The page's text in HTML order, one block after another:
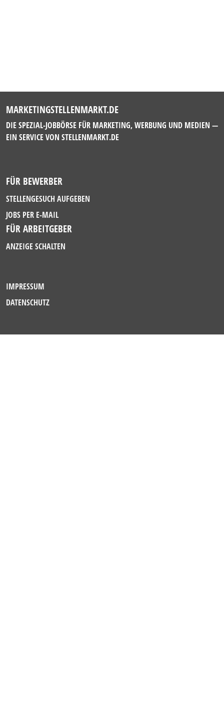
MARKETINGSTELLENMARKT.DE
DIE SPEZIAL-JOBBÖRSE FÜR MARKETING, WERBUNG UND MEDIEN —
EIN SERVICE VON STELLENMARKT.DE
FÜR BEWERBER
STELLENGESUCH AUFGEBEN
JOBS PER E-MAIL
FÜR ARBEITGEBER
ANZEIGE SCHALTEN
IMPRESSUM
DATENSCHUTZ